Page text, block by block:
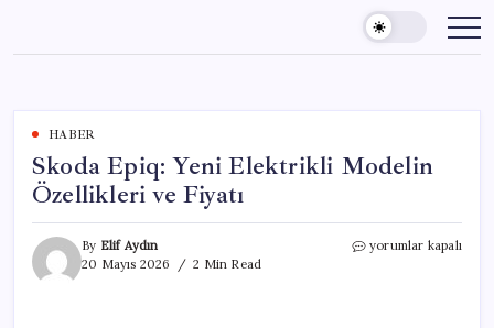
content
HABER
Skoda Epiq: Yeni Elektrikli Modelin
Özellikleri ve Fiyatı
By Elif Aydın
20 Mayıs 2026
2 Min Read
Skoda
yorumlar kapalı